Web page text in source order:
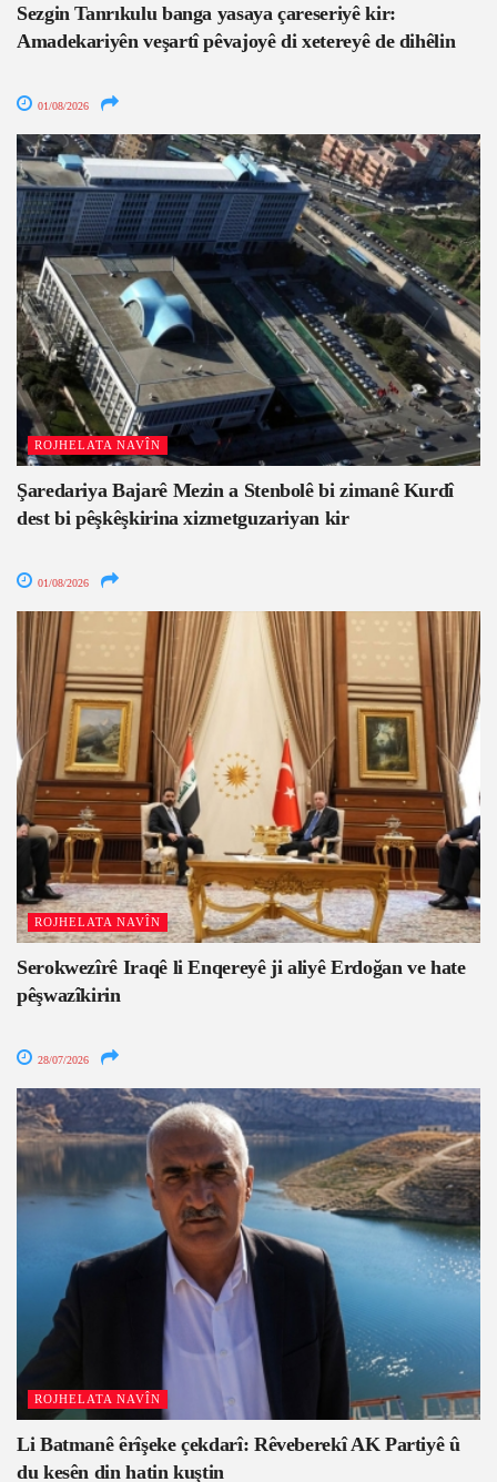
Sezgin Tanrıkulu banga yasaya çareseriyê kir:
Amadekariyên veşartî pêvajoyê di xetereyê de dihêlin
01/08/2026
ROJHELATA NAVÎN
Şaredariya Bajarê Mezin a Stenbolê bi zimanê Kurdî
dest bi pêşkêşkirina xizmetguzariyan kir
01/08/2026
ROJHELATA NAVÎN
Serokwezîrê Iraqê li Enqereyê ji aliyê Erdoğan ve hate
pêşwazîkirin
28/07/2026
ROJHELATA NAVÎN
Li Batmanê êrîşeke çekdarî: Rêveberekî AK Partiyê û
du kesên din hatin kuştin